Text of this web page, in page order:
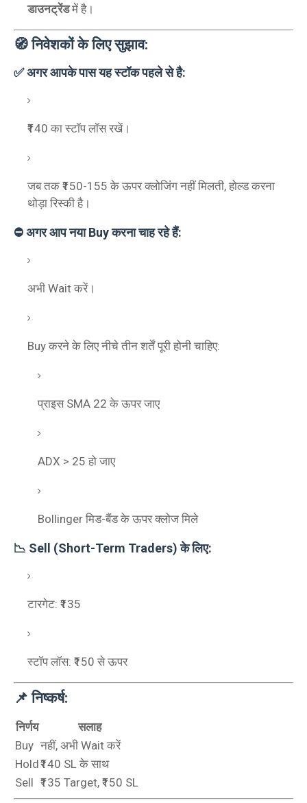
डाउनट्रेंडमें है।
🧭 निवेशकों के लिए सुझाव:
✅ अगर आपके पास यह स्टॉक पहले से है:
₹140 का स्टॉप लॉस रखें।
जब तक ₹150-155 के ऊपर क्लोजिंग नहीं मिलती, होल्ड करना
थोड़ा रिस्की है।
⛔ अगर आप नया Buy करना चाह रहे हैं:
अभी Wait करें।
Buy करने के लिए नीचे तीन शर्तें पूरी होनी चाहिए:
प्राइस SMA 22 के ऊपर जाए
ADX > 25 हो जाए
Bollinger मिड-बैंड के ऊपर क्लोज मिले
📉 Sell (Short-Term Traders) के लिए:
टारगेट: ₹135
स्टॉप लॉस: ₹150 से ऊपर
📌 निष्कर्ष:
निर्णय
सलाह
Buy नहीं, अभी Wait करें
Hold₹140 SL के साथ
Sell ₹135 Target, ₹150 SL